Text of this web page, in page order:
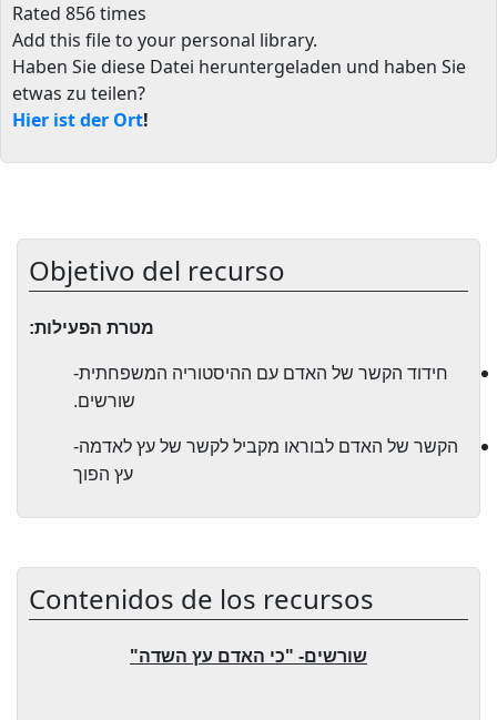
Rated 856 times
Add this file to your personal library.
Haben Sie diese Datei heruntergeladen und haben Sie
etwas zu teilen?
Hier ist der Ort!
Objetivo del recurso
מטרת הפעילות:
חידוד הקשר של האדם עם ההיסטוריה המשפחתית-
שורשים.
הקשר של האדם לבוראו מקביל לקשר של עץ לאדמה-
עץ הפוך
Contenidos de los recursos
שורשים- "כי האדם עץ השדה"